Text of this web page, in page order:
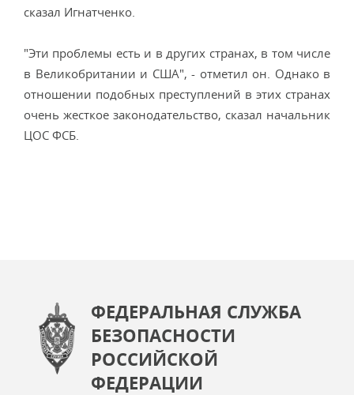
сказал Игнатченко.
"Эти проблемы есть и в других странах, в том числе
в Великобритании и США", - отметил он. Однако в
отношении подобных преступлений в этих странах
очень жесткое законодательство, сказал начальник
ЦОС ФСБ.
ФЕДЕРАЛЬНАЯ СЛУЖБА
БЕЗОПАСНОСТИ
РОССИЙСКОЙ
ФЕДЕРАЦИИ